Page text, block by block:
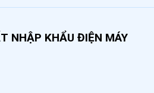
8 kg/cm
1 phút
NHẬP KHẨU ĐIỆN MÁY